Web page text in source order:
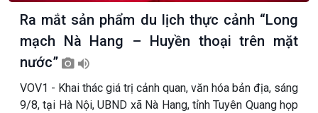
Ra mắt sản phẩm du lịch thực cảnh “Long
mạch Nà Hang – Huyền thoại trên mặt
nước”
VOV1 - Khai thác giá trị cảnh quan, văn hóa bản địa, sáng
9/8, tại Hà Nội, UBND xã Nà Hang, tỉnh Tuyên Quang họp